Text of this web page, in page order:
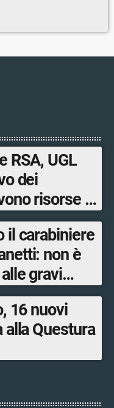
RSA, UGL
dei
risorse e
il carabiniere
non è
gravi
16 nuovi
alla Questura